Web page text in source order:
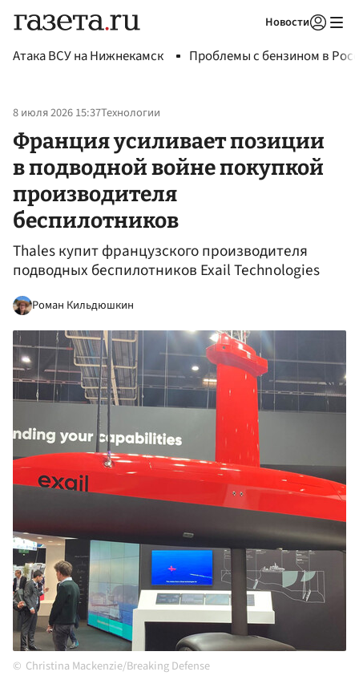
Новости
Атака ВСУ на Нижнекамск Проблемы с бензином в
8 июля 2026 15:37Технологии
Франция усиливает позиции
в подводной войне покупкой
производителя
беспилотников
Thales купит французского производителя
подводных беспилотников Exail Technologies
Роман Кильдюшкин
Christina Mackenzie/Breaking Defense